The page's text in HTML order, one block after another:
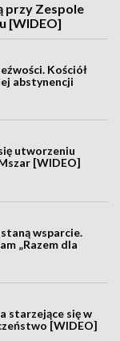
przy Zespole
[WIDEO]
Kościół
abstynencji
utworzeniu
[WIDEO]
wsparcie.
„Razem dla
starzejące się w
[WIDEO]